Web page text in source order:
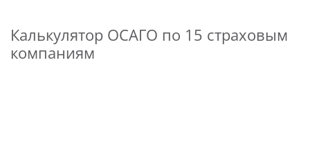
Калькулятор ОСАГО по 15 страховым
компаниям